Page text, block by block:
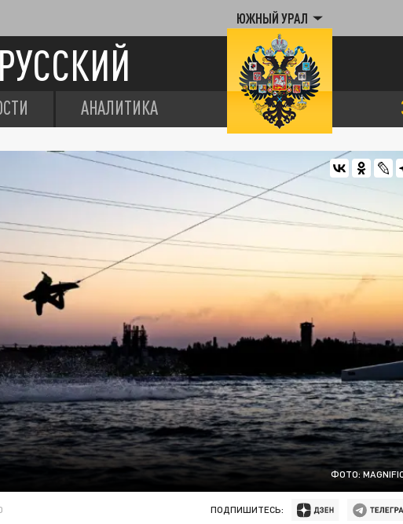
ЮЖНЫЙ УРАЛ
АНАЛИТИКА
ФОТО:
ПОДПИШИТЕСЬ: